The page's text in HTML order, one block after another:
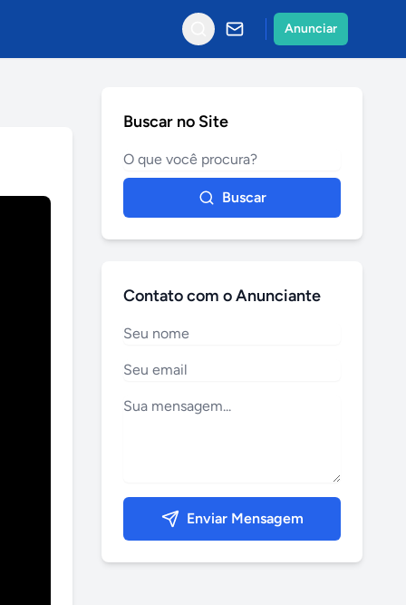
Anunciar
Buscar no Site
Buscar
Contato com o Anunciante
Enviar Mensagem